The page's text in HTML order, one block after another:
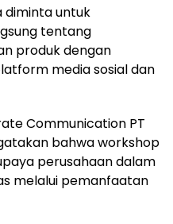
diminta untuk
tentang
produk dengan
media sosial dan
Communication PT
bahwa workshop
perusahaan dalam
melalui pemanfaatan